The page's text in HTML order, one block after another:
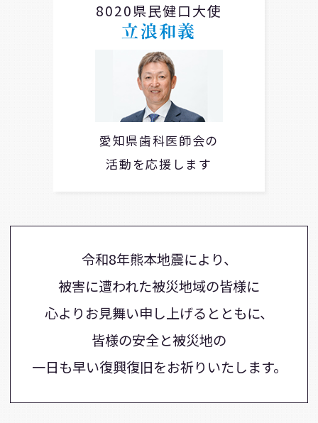
8020県民健口大使
立浪和義
愛知県歯科医師会の
活動を応援します
令和8年熊本地震により、
被害に遭われた被災地域の皆様に
心よりお見舞い申し上げるとともに、
皆様の安全と被災地の
一日も早い復興復旧をお祈りいたします。